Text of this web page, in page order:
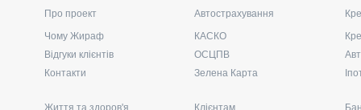
Про проект
Чому Жираф
Відгуки клієнтів
Контакти
Автострахування
КАСКО
ОСЦПВ
Зелена Карта
Життя та здоров'я Клієнтам